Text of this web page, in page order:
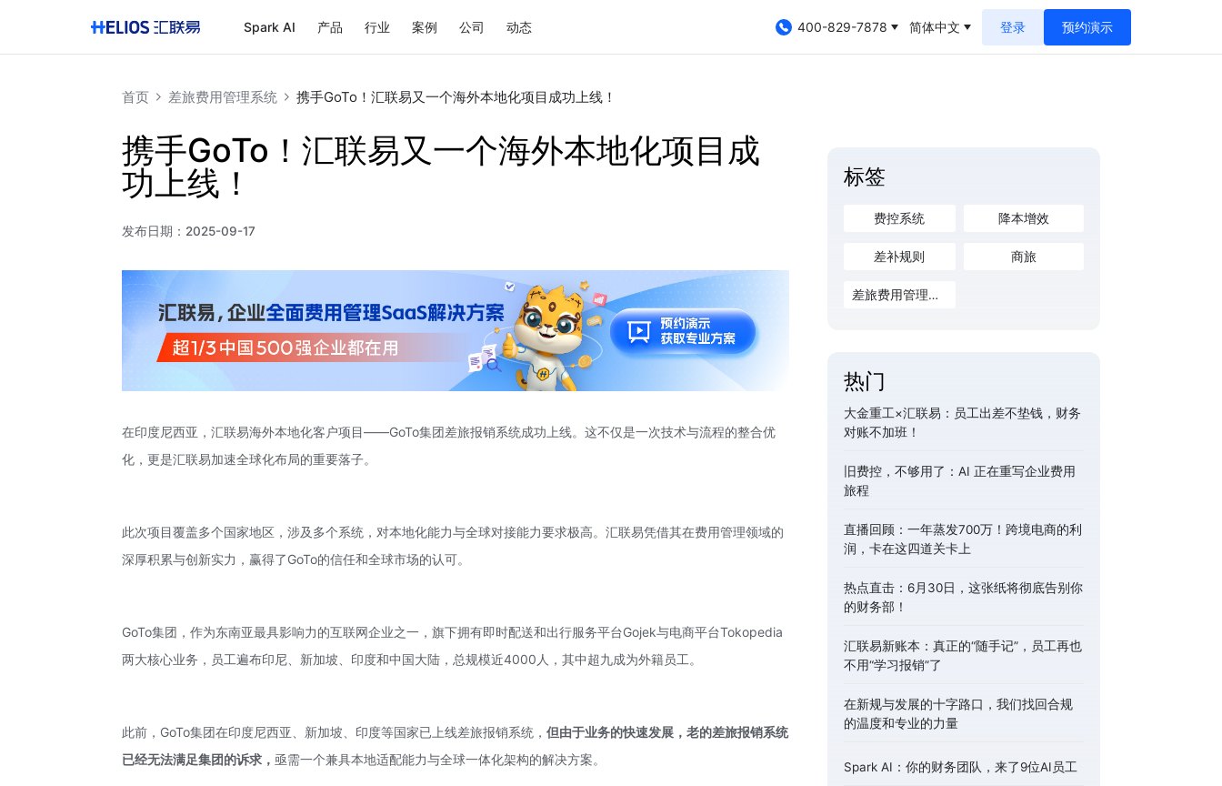
Spark AI 产品 行业 案例 公司 动态 400-829-7878 简体中文 登录 预约演示
首页 差旅费用管理系统 携手GoTo！汇联易又一个海外本地化项目成功上线！
携手GoTo！汇联易又一个海外本地化项目成
功上线！
发布日期： 2025-09-17
在印度尼西亚，汇联易海外本地化客户项目——GoTo集团差旅报销系统成功上线。这不仅是一次技术与流程的整合优
化，更是汇联易加速全球化布局的重要落子。
此次项目覆盖多个国家地区，涉及多个系统，对本地化能力与全球对接能力要求极高。汇联易凭借其在费用管理领域的
深厚积累与创新实力，赢得了GoTo的信任和全球市场的认可。
GoTo集团，作为东南亚最具影响力的互联网企业之一，旗下拥有即时配送和出行服务平台Gojek与电商平台Tokopedia
两大核心业务，员工遍布印尼、新加坡、印度和中国大陆，总规模近4000人，其中超九成为外籍员工。
此前，GoTo集团在印度尼西亚、新加坡、印度等国家已上线差旅报销系统，但由于业务的快速发展，老的差旅报销系统
已经无法满足集团的诉求， 亟需一个兼具本地适配能力与全球一体化架构的解决方案。
标签
费控系统 降本增效
差补规则 商旅
差旅费用管理系统
热门
大金重工×汇联易：员工出差不垫钱，财务
对账不加班！
旧费控，不够用了：AI 正在重写企业费用
旅程
直播回顾：一年蒸发700万！跨境电商的利
润，卡在这四道关卡上
热点直击：6月30日，这张纸将彻底告别你
的财务部！
汇联易新账本：真正的“随手记”，员工再也
不用“学习报销”了
在新规与发展的十字路口，我们找回合规
的温度和专业的力量
Spark AI：你的财务团队，来了9位AI员工